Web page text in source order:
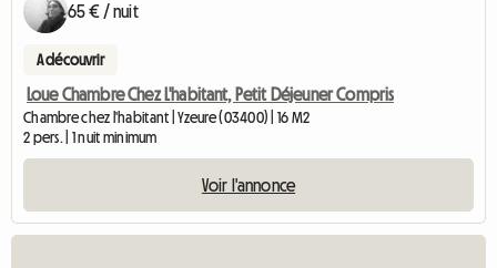
65 € / nuit
A découvrir
Loue Chambre Chez L'habitant, Petit Déjeuner Compris
Chambre chez l'habitant | Yzeure (03400) | 16 M2
2 pers. | 1 nuit minimum
Voir l'annonce